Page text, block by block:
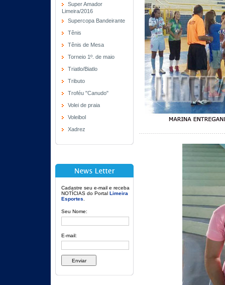
Super Amador
Limeira/2016
Supercopa Bandeirante
Tênis
Tênis de Mesa
Torneio 1º. de maio
Triatlo/Biatlo
Tributo
Troféu "Canudo"
Volei de praia
Voleibol
Xadrez
Cadastre seu e-mail e receba
NOTÍCIAS do Portal Limeira
Esportes
Seu Nome:
E-mail: